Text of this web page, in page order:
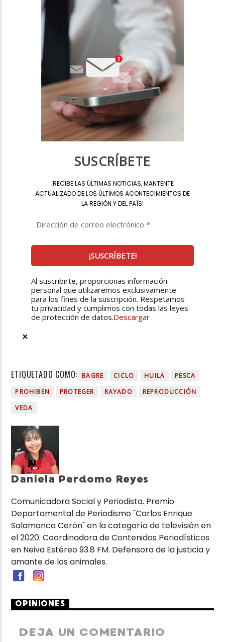
SUSCRÍBETE
¡RECIBE LAS ÚLTIMAS NOTICIAS, MANTENTE
ACTUALIZADO DE LOS ÚLTIMOS ACONTECIMIENTOS DE
LA REGIÓN Y DEL PAÍS!
Al suscribirte, proporcionas información
personal que utilizaremos exclusivamente
para los fines de la suscripción. Respetamos
tu privacidad y cumplimos con todas las leyes
de protección de datos.Descargar
ETIQUETADO COMO: BAGRE CICLO HUILA
PESCA
PROHIBEN
PROTEGER RAYADO
REPRODUCCIÓN
VEDA
Daniela Perdomo Reyes
Comunicadora Social y Periodista. Premio
Departamental de Periodismo "Carlos Enrique
Salamanca Cerón" en la categoría de televisión en
el 2020. Coordinadora de Contenidos Periodísticos
en Neiva Estéreo 93.8 FM. Defensora de la justicia y
amante de los animales.
OPINIONES
DEJA UN COMENTARIO